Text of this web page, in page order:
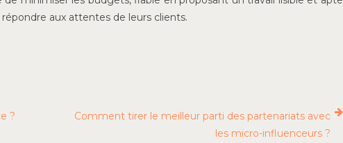
aux attentes de leurs clients.
?
Comment tirer le meilleur parti des partenariats avec
les micro-influenceurs ?